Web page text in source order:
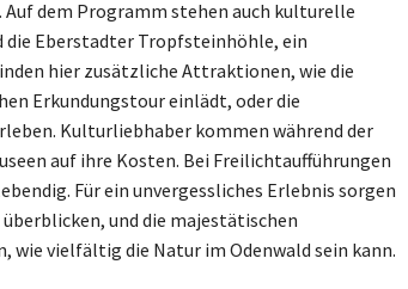
dem Programm stehen auch kulturelle
die Eberstadter Tropfsteinhöhle, ein
hier zusätzliche Attraktionen, wie die
Erkundungstour einlädt, oder die
Kulturliebhaber kommen während der
auf ihre Kosten. Bei Freilichtaufführungen
Für ein unvergessliches Erlebnis sorgen
und die majestätischen
wie vielfältig die Natur im Odenwald sein kann.